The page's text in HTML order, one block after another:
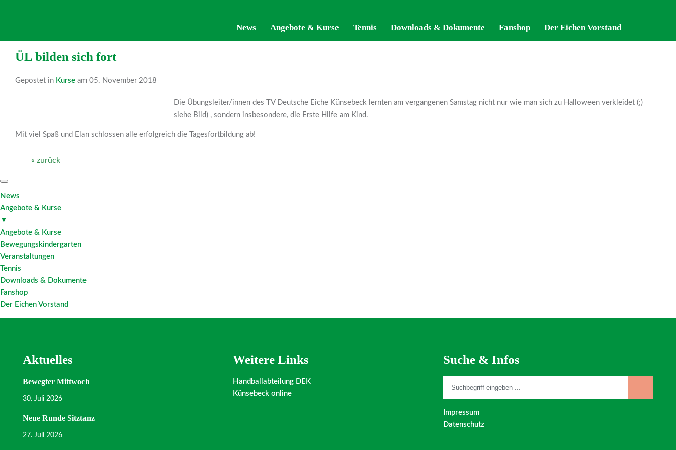
News Angebote & Kurse Tennis Downloads & Dokumente Fanshop Der Eichen Vorstand
News Angebote & Kurse Tennis Downloads & Dokumente Fanshop Der Eichen Vorstand
ÜL bilden sich fort
Gepostet in Kurse am 05. November 2018
Die Übungsleiter/innen des TV Deutsche Eiche Künsebeck lernten am vergangenen Samstag nicht nur wie man sich zu Halloween verkleidet (;)
siehe Bild) , sondern insbesondere, die Erste Hilfe am Kind.
Mit viel Spaß und Elan schlossen alle erfolgreich die Tagesfortbildung ab!
« zurück
News
Angebote & Kurse
▼
Angebote & Kurse
Bewegungskindergarten
Veranstaltungen
Tennis
Downloads & Dokumente
Fanshop
Der Eichen Vorstand
Aktuelles
Bewegter Mittwoch
30. Juli 2026
Neue Runde Sitztanz
27. Juli 2026
Weitere Links
Handballabteilung DEK
Künsebeck online
Suche & Infos
Impressum
Datenschutz